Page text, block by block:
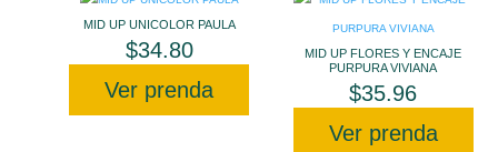
MID UP UNICOLOR PAULA
$34.80
Ver prenda
MID UP FLORES Y ENCAJE
PURPURA VIVIANA
$35.96
Ver prenda